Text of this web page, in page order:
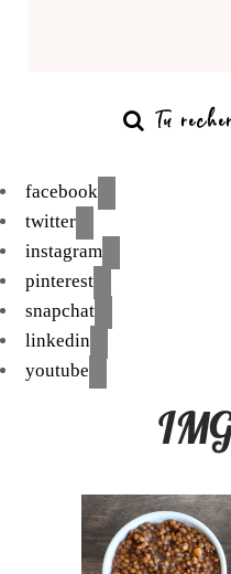
facebook
twitter
instagram
pinterest
snapchat
linkedin
youtube